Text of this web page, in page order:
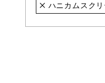
ハニカムスク